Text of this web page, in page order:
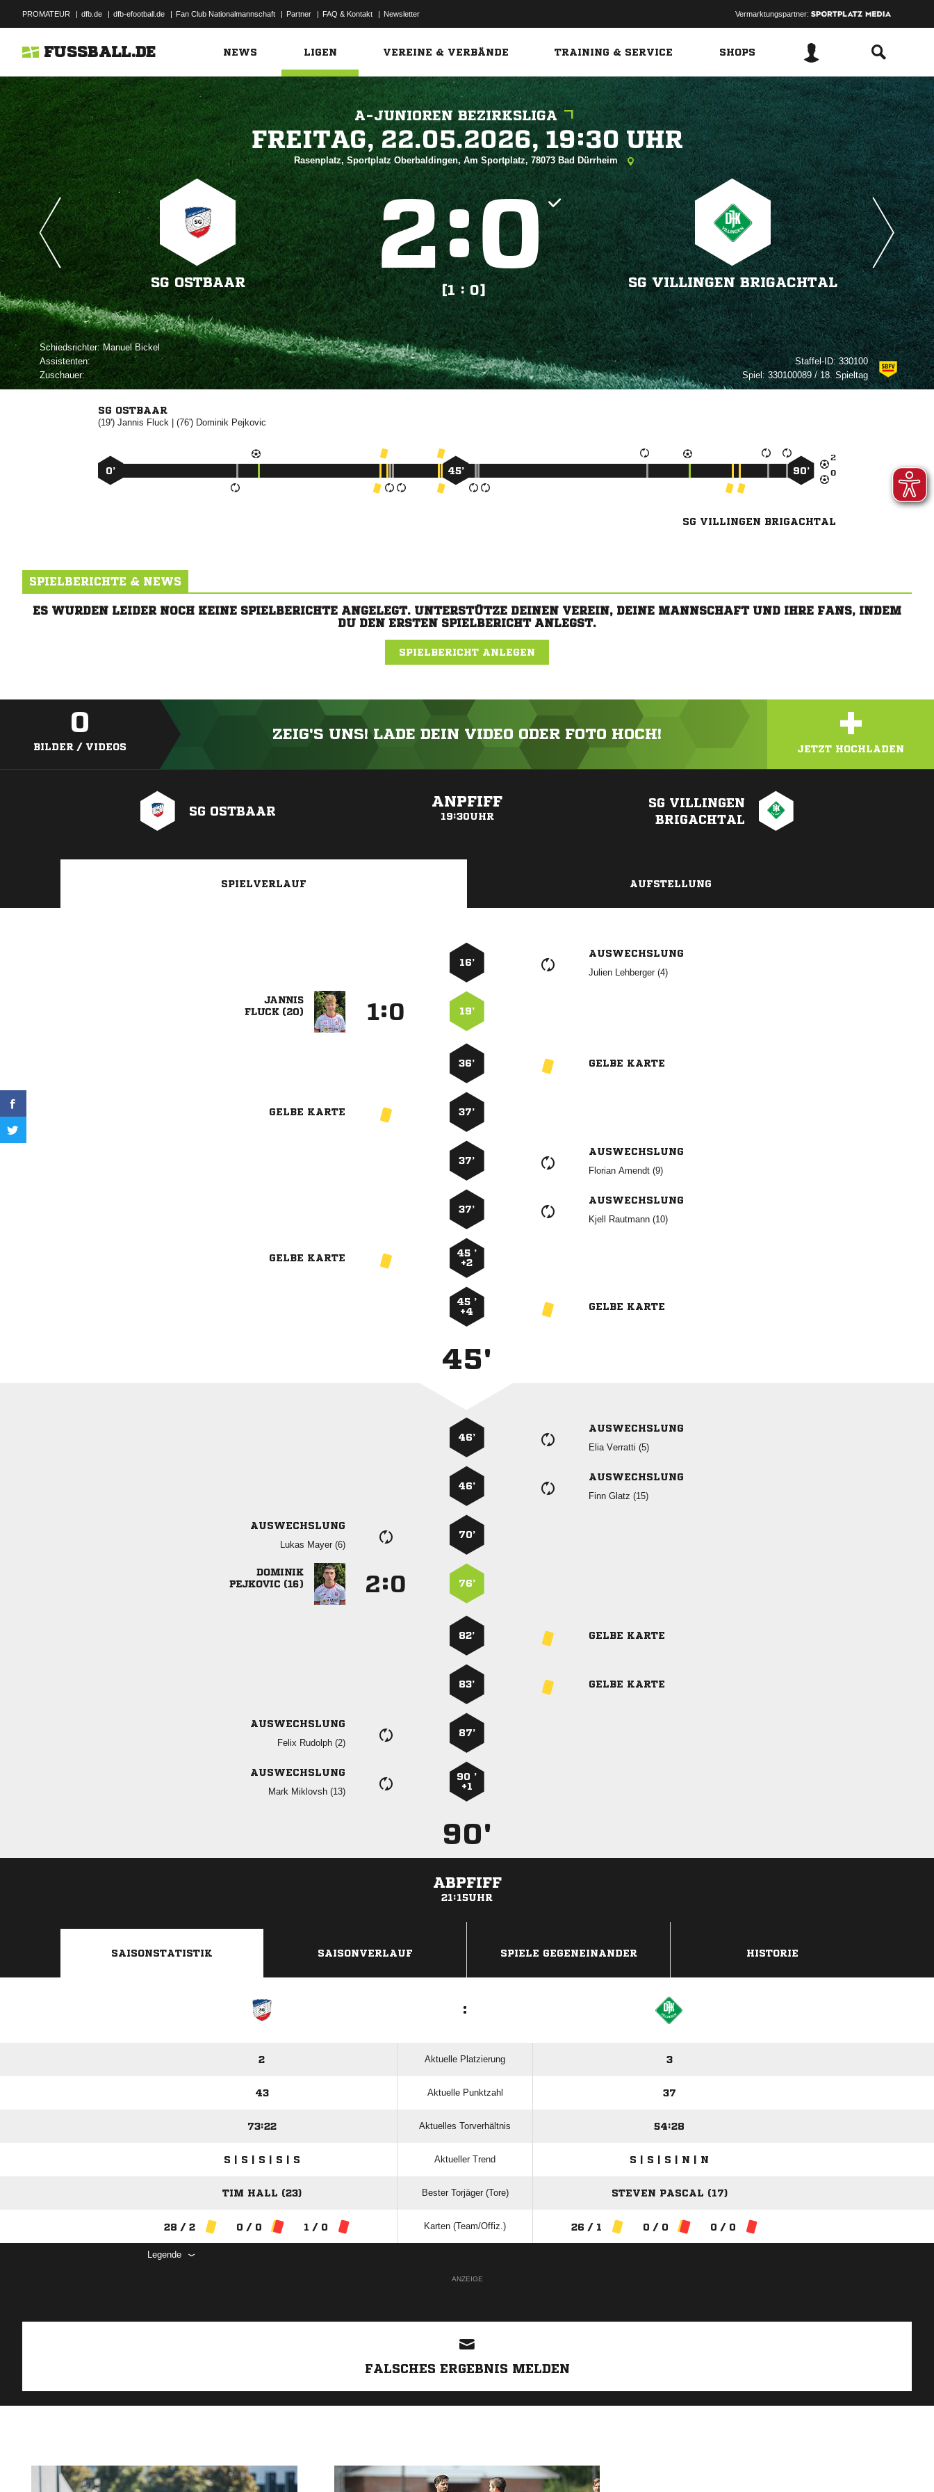
PROMATEUR | dfb.de | dfb-efootball.de | Fan Club Nationalmannschaft | Partner | FAQ & Kontakt | Newsletter Vermarktungspartner:
FUSSBALL.DE NEWS LIGEN VEREINE & VERBÄNDE TRAINING & SERVICE SHOPS
A-JUNIOREN BEZIRKSLIGA
   
Rasenplatz, Sportplatz Oberbaldingen, Am Sportplatz, 78073 Bad Dürrheim
SG OSTBAAR
:
[1 : 0]
SG VILLINGEN BRIGACHTAL
Schiedsrichter:  
Assistenten:
Zuschauer:
Staffel-ID:330100
Spiel:330100089 / 18. Spieltag
SG OSTBAAR
(19')  | (76') 


0’ 45’ 90’
SG VILLINGEN BRIGACHTAL
SPIELBERICHTE & NEWS
ES WURDEN LEIDER NOCH KEINE SPIELBERICHTE ANGELEGT. UNTERSTÜTZE DEINEN VEREIN, DEINE MANNSCHAFT UND IHRE FANS, INDEM
DU DEN ERSTEN SPIELBERICHT ANLEGST.
SPIELBERICHT ANLEGEN
0
BILDER / VIDEOS
ZEIG'S UNS! LADE DEIN VIDEO ODER FOTO HOCH! +
JETZT HOCHLADEN
SG OSTBAAR
ANPFIFF
19:30UHR
SG VILLINGEN
BRIGACHTAL
SPIELVERLAUF AUFSTELLUNG
16’
AUSWECHSLUNG
  

 
: 19’
36’ GELBE KARTE
GELBE KARTE 37’
37’
AUSWECHSLUNG
  
37’
AUSWECHSLUNG
  
GELBE KARTE
45 ’
+2
45 ’
+4
GELBE KARTE
45'
46’
AUSWECHSLUNG
  
46’
AUSWECHSLUNG
  
AUSWECHSLUNG
  
70’

 
: 76’
82’ GELBE KARTE
83’ GELBE KARTE
AUSWECHSLUNG
  
87’
AUSWECHSLUNG
  
90 ’
+1
90'
ABPFIFF
21:15UHR
SAISONSTATISTIK SAISONVERLAUF SPIELE GEGENEINANDER HISTORIE
:
2 Aktuelle Platzierung 3
43 Aktuelle Punktzahl 37
73:22 Aktuelles Torverhältnis 54:28
S | S | S | S | S Aktueller Trend S | S | S | N | N
TIM HALL (23) Bester Torjäger (Tore) STEVEN PASCAL (17)
28 / 2 0 / 0 1 / 0 Karten (Team/Offiz.) 26 / 1 0 / 0 0 / 0
Legende
ANZEIGE
FALSCHES ERGEBNIS MELDEN